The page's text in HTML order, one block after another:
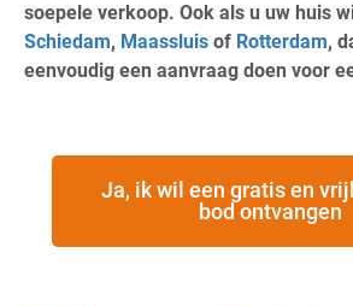
soepele verkoop. Ook als u uw huis
Schiedam, Maassluis of Rotterdam,
eenvoudig een aanvraag doen voor
Ja, ik wil een gratis en
bod ontvangen